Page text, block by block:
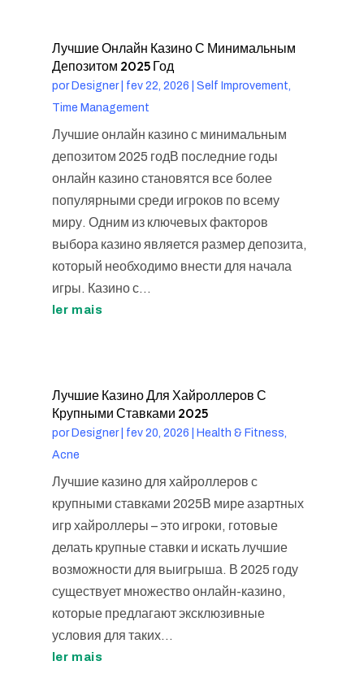
Лучшие Онлайн Казино С Минимальным
Депозитом 2025 Год
por Designer| fev 22, 2026
Self Improvement,
Time Management
Лучшие онлайн казино с минимальным
депозитом 2025 годВ последние годы
онлайн казино становятся все более
популярными среди игроков по всему
миру. Одним из ключевых факторов
выбора казино является размер депозита,
который необходимо внести для начала
игры. Казино с...
ler mais
Лучшие Казино Для Хайроллеров С
Крупными Ставками 2025
porDesigner| fev 20, 2026
Health & Fitness,
Acne
Лучшие казино для хайроллеров с
крупными ставками 2025В мире азартных
игр хайроллеры – это игроки, готовые
делать крупные ставки и искать лучшие
возможности для выигрыша. В 2025 году
существует множество онлайн-казино,
которые предлагают эксклюзивные
условия для таких...
ler mais